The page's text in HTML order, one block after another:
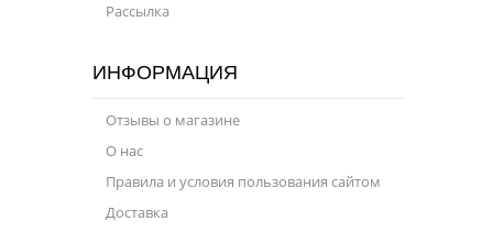
Рассылка
ИНФОРМАЦИЯ
Отзывы о магазине
О нас
Правила и условия пользования сайтом
Доставка